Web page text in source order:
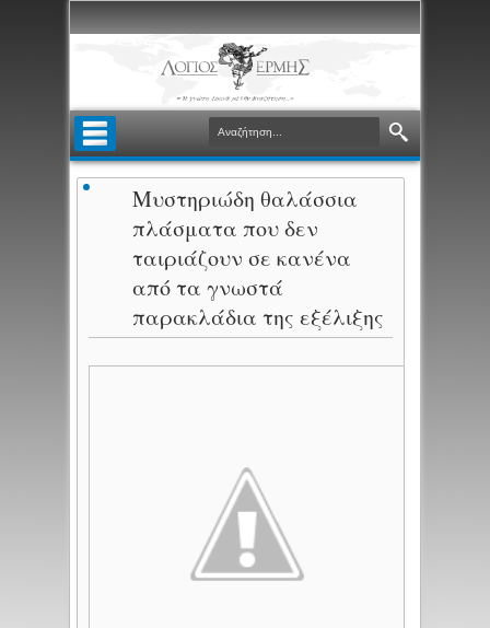
Μυστηριώδη θαλάσσια
πλάσματα που δεν
ταιριάζουν σε κανένα
από τα γνωστά
παρακλάδια της εξέλιξης